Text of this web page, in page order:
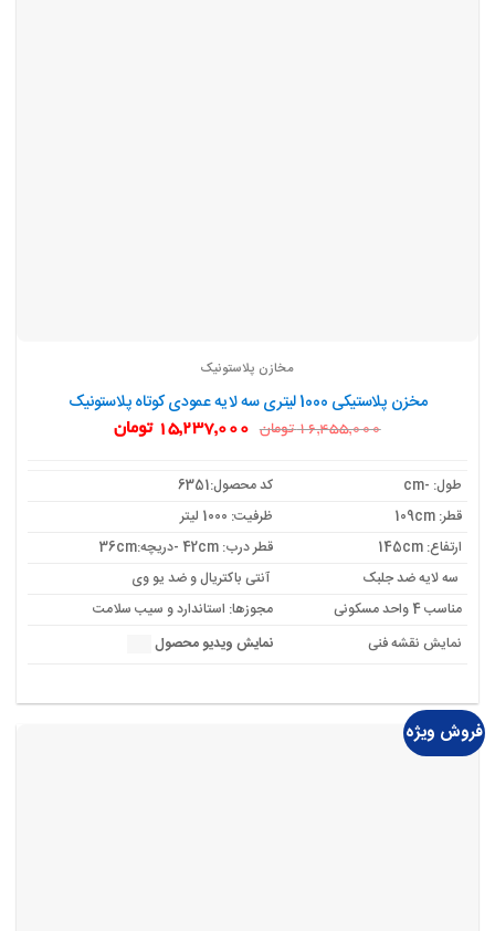
مخازن پلاستونیک
مخزن پلاستیکی 1000 لیتری سه لایه عمودی کوتاه پلاستونیک
16,455,000 تومان قیمت
اصلی:
بود.
15,237,000 تومانقیمت
فعلی:
طول: -cm
کد محصول:6351
قطر: 109cm
ظرفیت: 1000 لیتر
ارتفاع: 145cm
قطر درب: 42cm -دریچه:36cm
سه لایه ضد جلبک
آنتی باکتریال و ضد یو وی
مناسب 4 واحد مسکونی
مجوزها: استاندارد و سیب سلامت
نمایش نقشه فنی
نمایش ویدیو محصول
فروش ویژه